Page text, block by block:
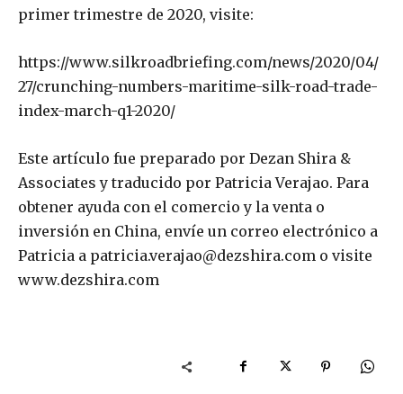
primer trimestre de 2020, visite:
https://www.silkroadbriefing.com/news/2020/04/
27/crunching-numbers-maritime-silk-road-trade-
index-march-q1-2020/
Este artículo fue preparado por Dezan Shira &
Associates y traducido por Patricia Verajao. Para
obtener ayuda con el comercio y la venta o
inversión en China, envíe un correo electrónico a
Patricia a patricia.verajao@dezshira.com o visite
www.dezshira.com